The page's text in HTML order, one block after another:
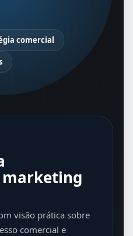
comercial
visão prática sobre
comercial e